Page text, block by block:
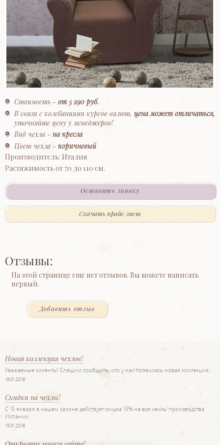
Стоимость -от 5 290 руб.
В связи с колебаниями курсов валют,цена может отличаться,
уточняйте цену у менеджеров!
Вид чехла -на кресла
Цвет чехла -коричневый
Производитель: Италия
Растяжимость от 70 до 110 см.
Оставить заявку
Скачать прайс лист
Отзывы:
На этой странице еще нет отзывов. Вы можете написать
первый.
Добавить отзыв
Новая коллекция чехлов!
Уважаемые клиенты! Спешим сообщить, что у нас появилась новая коллекция…
19.01.2018
Скидки на чехлы!
С 15 января в нашем салоне действует скидка 15% на все чехлы производства
Испании.
15.01.2018